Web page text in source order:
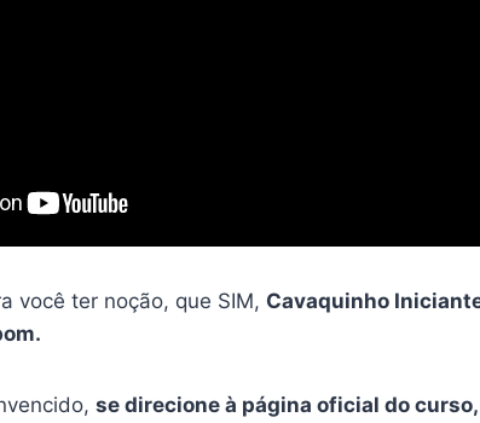
você ter noção, que SIM, Cavaquinho
se direcione à página oficial do